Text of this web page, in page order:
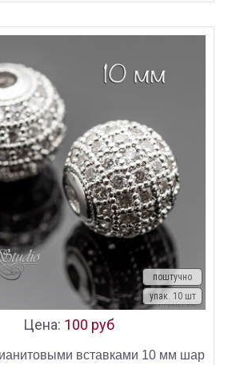
поштучно
упак. 10 шт
Цена: 100 руб
вставками 10 мм шар